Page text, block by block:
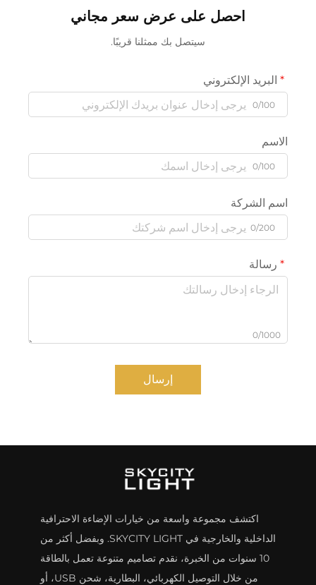
احصل على عرض سعر مجاني
سيتصل بك ممثلنا قريبًا.
البريد الإلكتروني
0/100
الاسم
0/100
اسم الشركة
0/200
رسالة
0/1000
إرسال
اكتشف مجموعة واسعة من خيارات الإضاءة الاحترافية
الداخلية والخارجية في SKYCITY LIGHT. وبفضل أكثر من
10 سنوات من الخبرة، نقدم تصاميم متنوعة تعمل بالطاقة
من خلال التوصيل الكهربائي، البطارية، شحن USB، أو